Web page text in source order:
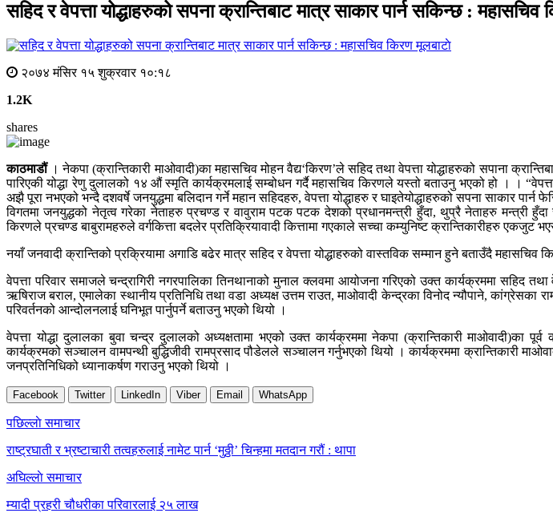
सहिद र वेपत्ता योद्धाहरुको सपना क्रान्तिबाट मात्र साकार पार्न सकिन्छ : महासचिव
मूलबाटाे
२०७४ मंसिर १५ शुक्रवार १०:१८
1.2K
shares
काठमाडौं। नेकपा (क्रान्तिकारी माओवादी)का महासचिव मोहन वैद्य‘किरण’ले सहिद तथा वेपत्ता योद्धाहरुको सपाना
पारिएकी योद्धा रेणु दुलालको १४ औं स्मृति कार्यक्रमलाई सम्बोधन गर्दै महासचिव किरणले यस्तो बताउनु भएको हो । ।
अझै पूरा नभएको भन्दै दशवर्षे जनयुद्धमा बलिदान गर्ने महान सहिदहरु, वेपत्ता योद्धाहरु र घाइतेयोद्धाहरुको सपना साकार पार्न
विगतमा जनयुद्धको नेतृत्व गरेका नेताहरु प्रचण्ड र वावुराम पटक पटक देशको प्रधानमन्त्री हुँदा, थुप्रै नेताहरु मन्त्री हुँदा
किरणले प्रचण्ड बाबुरामहरुले वर्गकित्ता बदलेर प्रतिक्रियावादी कित्तामा गएकाले सच्चा कम्युनिष्ट क्रान्तिकारीहरु एकजुट
नयाँ जनवादी क्रान्तिको प्रक्रियामा अगाडि बढेर मात्र सहिद र वेपत्ता योद्धाहरुको वास्तविक सम्मान हुने बताउँदै
वेपत्ता परिवार समाजले चन्द्रागिरी नगरपालिका तिनथानाको मुनाल क्लवमा आयोजना गरिएको उक्त कार्यक्रममा सहिद
ऋषिराज बराल, एमालेका स्थानीय प्रतिनिधि तथा वडा अध्यक्ष उत्तम राउत, माओवादी केन्द्रका विनोद न्यौपाने,
परिवर्तनको आन्दोलनलाई घनिभूत पार्नुपर्ने बताउनु भएको थियो ।
वेपत्ता योद्धा दुलालका बुवा चन्द्र दुलालको अध्यक्षतामा भएको उक्त कार्यक्रममा नेकपा (क्रान्तिकारी माओवादी)का
कार्यक्रमको सञ्चालन वामपन्थी बुद्धिजीवी रामप्रसाद पौडेलले सञ्चालन गर्नुभएको थियो । कार्यक्रममा क्रान्तिकारी
जनप्रतिनिधिको ध्यानाकर्षण गराउनु भएको थियो ।
Facebook Twitter LinkedIn Viber Email WhatsApp
Post
navigation
पछिल्लाे समाचार
राष्ट्रघाती र भ्रष्टाचारी तत्वहरुलाई नामेट पार्न ‘मुठ्ठी’ चिन्हमा मतदान गरौं : थापा
अघिल्लाे समाचार
म्यादी प्रहरी चौधरीका परिवारलाई २५ लाख